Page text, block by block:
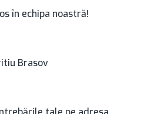
în echipa noastră!
Brasov